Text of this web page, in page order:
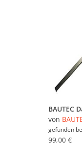
von BAUTEC
gefunden
99,00 €